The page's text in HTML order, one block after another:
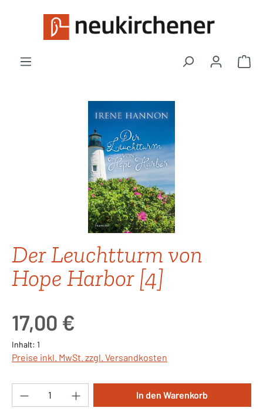
Zum Hauptinhalt springen
Der Leuchtturm von
Hope Harbor [4]
17,00 €
Inhalt: 1
Preise inkl. MwSt. zzgl. Versandkosten
Produkt Anzahl: Gib den gewünschten
In den Warenkorb